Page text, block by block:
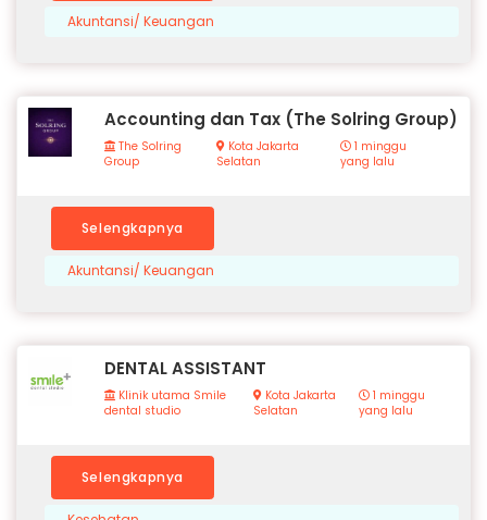
Akuntansi/ Keuangan
Accounting dan Tax (The Solring Group)
The Solring
Group
Kota Jakarta
Selatan
1 minggu
yang lalu
Selengkapnya
Akuntansi/ Keuangan
DENTAL ASSISTANT
Klinik utama Smile
dental studio
Kota Jakarta
Selatan
1 minggu
yang lalu
Selengkapnya